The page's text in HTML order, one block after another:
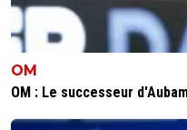
OM
OM : Le successeur